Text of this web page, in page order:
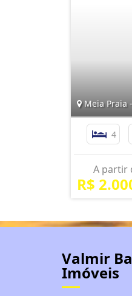
Meia Praia
4
A partir
R$
Valmir
Imóveis